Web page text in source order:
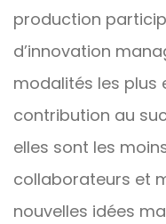
production
d’innovation
modalités les plus
contribution au
elles sont les
collaborateurs et
nouvelles idées